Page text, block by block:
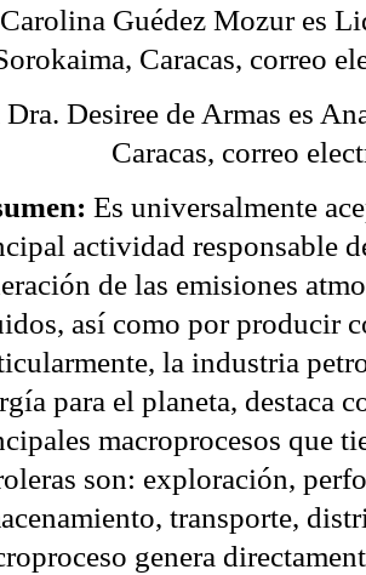
Carolina Guédez Mozur es
Caracas, correo
Dra. Desiree de Armas es
Caracas, correo
Es universalmente
actividad responsable
de las emisiones
así como por producir
la industria
para el planeta, destaca
macroprocesos que
son: exploración,
transporte,
genera